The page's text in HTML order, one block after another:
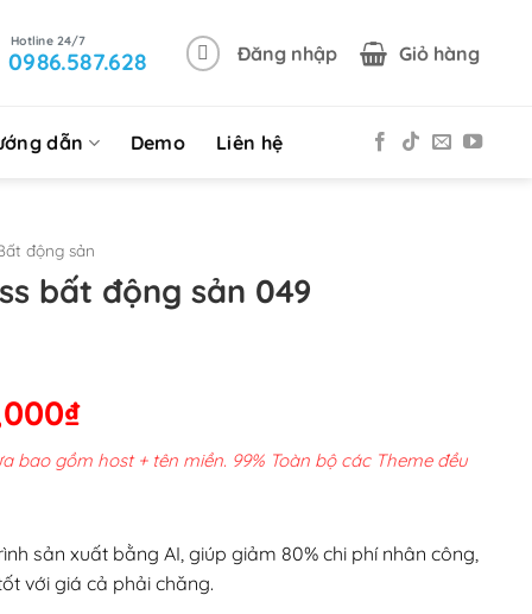
0986.587.628 Đăng nhập Giỏ hàng
dẫn Demo Liên hệ
động sản
bất động sản 049
₫Giá
hiện
tại
700,000₫.
bao gồm host + tên miền. 99% Toàn bộ các Theme đều
sản xuất bằng AI, giúp giảm 80% chi phí nhân công,
với giá cả phải chăng.